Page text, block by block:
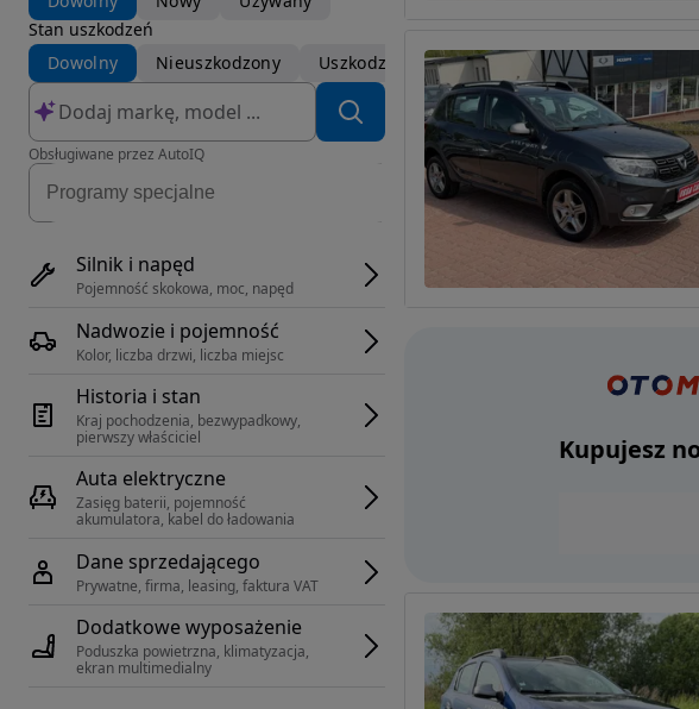
Stan uszkodzeń
Dowolny
Nieuszkodzony Uszkodzony
Obsługiwane przez AutoIQ
Silnik i napęd
Pojemność skokowa, moc, napęd
Nadwozie i pojemność
Kolor, liczba drzwi, liczba miejsc
Historia i stan
Kraj pochodzenia, bezwypadkowy,
pierwszy właściciel
Auta elektryczne
Zasięg baterii, pojemność
akumulatora, kabel do ładowania
Dane sprzedającego
Prywatne, firma, leasing, faktura VAT
Dodatkowe wyposażenie
Poduszka powietrzna, klimatyzacja,
ekran multimedialny
Kupujesz